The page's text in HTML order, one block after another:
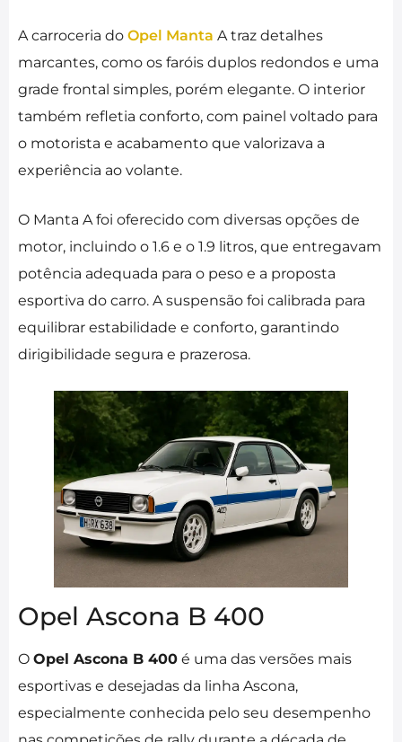
A carroceria do Opel Manta A traz detalhes
marcantes, como os faróis duplos redondos e uma
grade frontal simples, porém elegante. O interior
também refletia conforto, com painel voltado para
o motorista e acabamento que valorizava a
experiência ao volante.
O Manta A foi oferecido com diversas opções de
motor, incluindo o 1.6 e o 1.9 litros, que entregavam
potência adequada para o peso e a proposta
esportiva do carro. A suspensão foi calibrada para
equilibrar estabilidade e conforto, garantindo
dirigibilidade segura e prazerosa.
Opel Ascona B 400
O Opel Ascona B 400 é uma das versões mais
esportivas e desejadas da linha Ascona,
especialmente conhecida pelo seu desempenho